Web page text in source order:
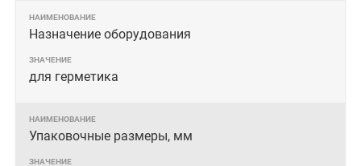
Назначение оборудования
для герметика
Упаковочные размеры, мм